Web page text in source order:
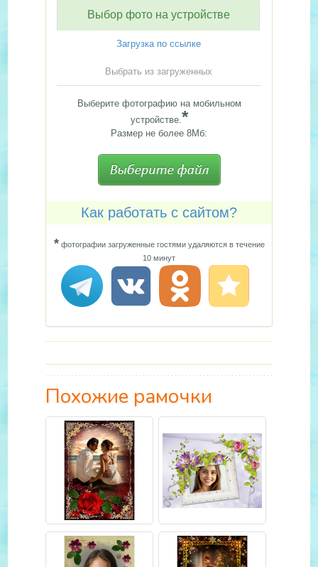
Выбор фото на устройстве
Загрузка по ссылке
Выбрать из загруженных
Выберите фотографию на мобильном
устройстве.*
Размер не более 8Мб:
Как работать с сайтом?
*фотографии загруженные гостями удаляются в течение
10 минут
Похожие рамочки